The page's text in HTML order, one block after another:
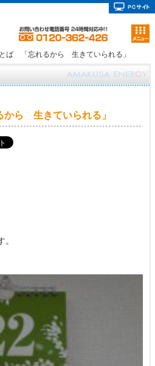
ば 「忘れるから 生きていられる」
ら 生きていられる」